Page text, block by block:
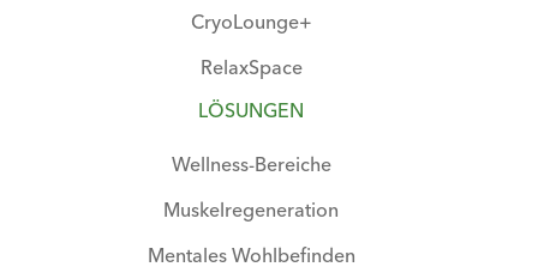
CryoLounge+
RelaxSpace
LÖSUNGEN
Wellness-Bereiche
Muskelregeneration
Mentales Wohlbefinden